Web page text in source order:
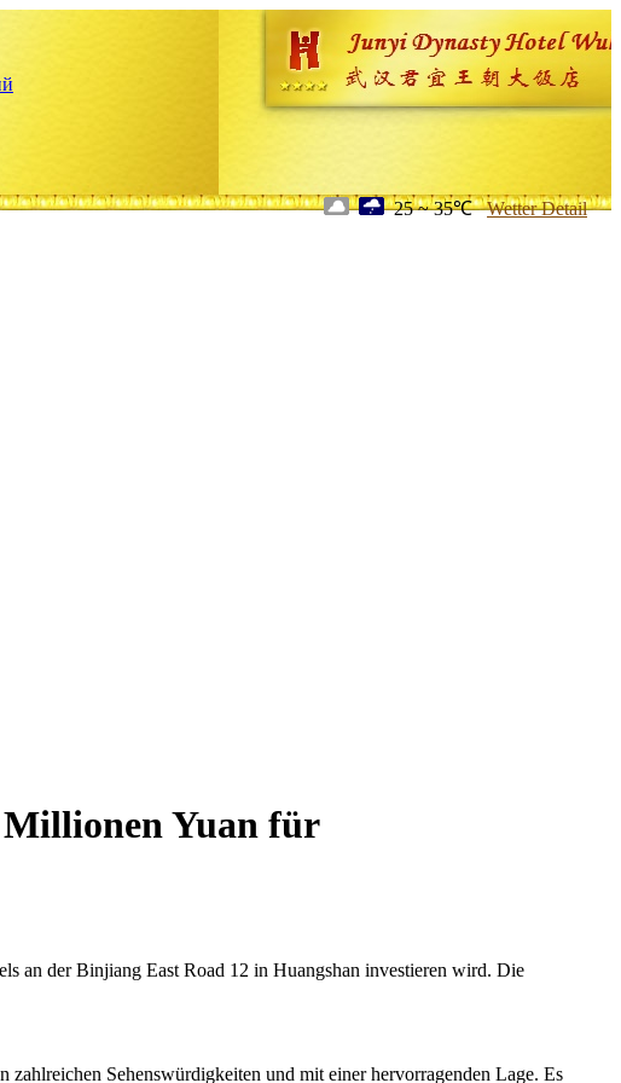
25 ~ 35℃ Wetter Detail
Millionen Yuan für
an der Binjiang East Road 12 in Huangshan investieren wird. Die
Sehenswürdigkeiten und mit einer hervorragenden Lage. Es